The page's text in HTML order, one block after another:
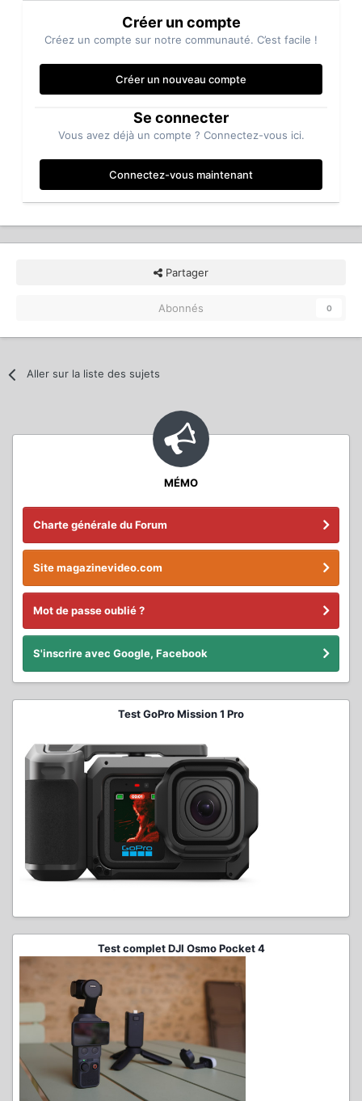
Créer un compte
Créez un compte sur notre communauté. C’est facile !
Créer un nouveau compte
Se connecter
Vous avez déjà un compte ? Connectez-vous ici.
Connectez-vous maintenant
Partager
Abonnés 0
Aller sur la liste des sujets
MÉMO
Charte générale du Forum
Site magazinevideo.com
Mot de passe oublié ?
S'inscrire avec Google, Facebook
Test GoPro Mission 1 Pro
Test complet DJI Osmo Pocket 4